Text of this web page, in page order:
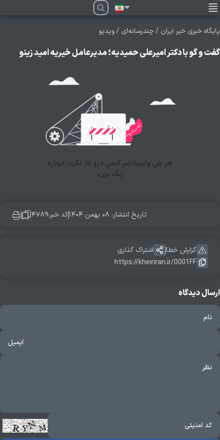
فارسی
پایگاه خبری خیر ایران /چندرسانه‌ای /ویدیو
گفت و گو با دکتر امیرعلی حمیدیه؛ مدیرعامل خیریه امید زینو
تاریخ انتشار: ۰۸ بهمن ۱۴۰۴ کد خبر:۴۷۸۹
https://kheiriran.ir/0001FF
گزارش خطا اشتراک گذاری
ارسال دیدگاه